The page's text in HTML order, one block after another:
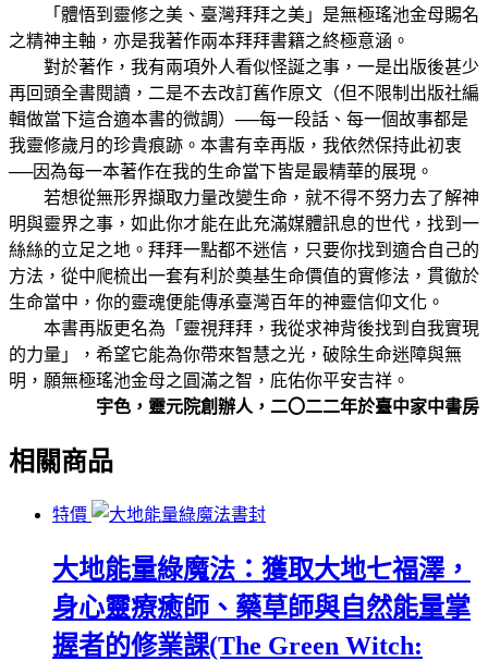
「體悟到靈修之美、臺灣拜拜之美」是無極瑤池金母賜名
之精神主軸，亦是我著作兩本拜拜書籍之終極意涵。
對於著作，我有兩項外人看似怪誕之事，一是出版後甚少
再回頭全書閱讀，二是不去改訂舊作原文（但不限制出版社編
輯做當下這合適本書的微調）──每一段話、每一個故事都是
我靈修歲月的珍貴痕跡。本書有幸再版，我依然保持此初衷
──因為每一本著作在我的生命當下皆是最精華的展現。
若想從無形界擷取力量改變生命，就不得不努力去了解神
明與靈界之事，如此你才能在此充滿媒體訊息的世代，找到一
絲絲的立足之地。拜拜一點都不迷信，只要你找到適合自己的
方法，從中爬梳出一套有利於奠基生命價值的實修法，貫徹於
生命當中，你的靈魂便能傳承臺灣百年的神靈信仰文化。
本書再版更名為「靈視拜拜，我從求神背後找到自我實現
的力量」，希望它能為你帶來智慧之光，破除生命迷障與無
明，願無極瑤池金母之圓滿之智，庇佑你平安吉祥。
宇色，靈元院創辦人，二〇二二年於臺中家中書房
相關商品
特價
大地能量綠魔法：獲取大地七福澤，
身心靈療癒師、藥草師與自然能量掌
握者的修業課(The Green Witch: